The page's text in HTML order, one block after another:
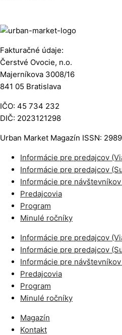
Fakturačné údaje:
Čerstvé Ovocie, n.o.
Majerníkova 3008/16
841 05 Bratislava
IČO: 45 734 232
DIČ: 2023121298
Urban Market Magazín ISSN:
Informácie pre predajcov
Informácie pre predajcov
Informácie pre
Predajcovia
Program
Minulé ročníky
Informácie pre predajcov
Informácie pre predajcov
Informácie pre
Predajcovia
Program
Minulé ročníky
Magazín
Kontakt